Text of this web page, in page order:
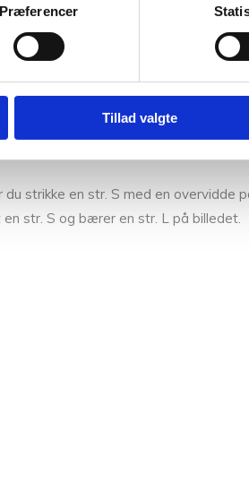
Præferencer
Tillad valgte
25 cm for str. XS-XL og ca. 15-
og passer et
strikke en str. S med en overvidde
str. S og bærer en str. L på billedet.